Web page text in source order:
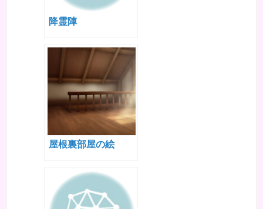
降霊陣
屋根裏部屋の絵